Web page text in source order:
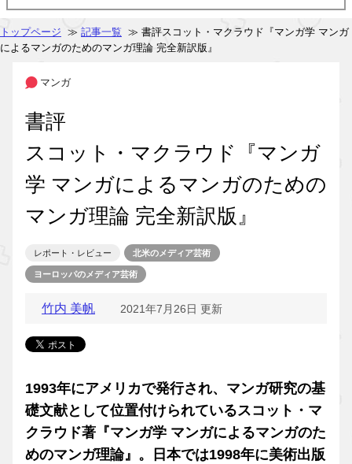
トップページ ≫ 記事一覧 ≫ 書評スコット・マクラウド『マンガ学 マンガ
によるマンガのためのマンガ理論 完全新訳版』
マンガ
書評
スコット・マクラウド『マンガ
学 マンガによるマンガのための
マンガ理論 完全新訳版』
レポート・レビュー 北米のメディア芸術
ヨーロッパのメディア芸術
竹内 美帆 2021年7月26日 更新
1993年にアメリカで発行され、マンガ研究の基
礎文献として位置付けられているスコット・マ
クラウド著『マンガ学 マンガによるマンガのた
めのマンガ理論』。日本では1998年に美術出版